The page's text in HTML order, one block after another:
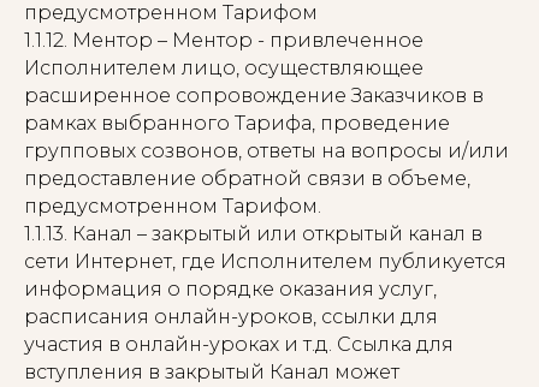
предусмотренном Тарифом
1.1.12. Ментор – Ментор - привлеченное
Исполнителем лицо, осуществляющее
расширенное сопровождение Заказчиков в
рамках выбранного Тарифа, проведение
групповых созвонов, ответы на вопросы и/или
предоставление обратной связи в объеме,
предусмотренном Тарифом.
1.1.13. Канал – закрытый или открытый канал в
сети Интернет, где Исполнителем публикуется
информация о порядке оказания услуг,
расписания онлайн-уроков, ссылки для
участия в онлайн-уроках и т.д. Ссылка для
вступления в закрытый Канал может